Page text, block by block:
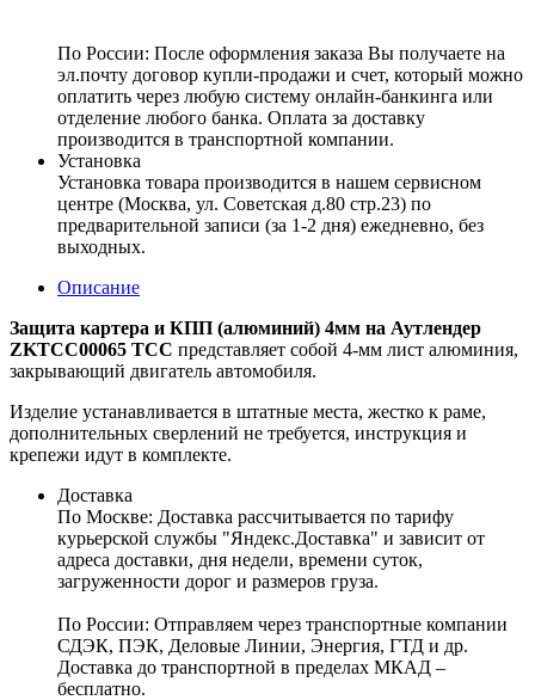
По России: После оформления заказа Вы получаете на
эл.почту договор купли-продажи и счет, который можно
оплатить через любую систему онлайн-банкинга или
отделение любого банка. Оплата за доставку
производится в транспортной компании.
Установка
Установка товара производится в нашем сервисном
центре (Москва, ул. Советская д.80 стр.23) по
предварительной записи (за 1-2 дня) ежедневно, без
выходных.
Описание
Защита картера и КПП (алюминий) 4мм на Аутлендер
ZKTCC00065 ТСС представляет собой 4-мм лист алюминия,
закрывающий двигатель автомобиля.
Изделие устанавливается в штатные места, жестко к раме,
дополнительных сверлений не требуется, инструкция и
крепежи идут в комплекте.
Доставка
По Москве: Доставка рассчитывается по тарифу
курьерской службы "Яндекс.Доставка" и зависит от
адреса доставки, дня недели, времени суток,
загруженности дорог и размеров груза.
По России: Отправляем через транспортные компании
СДЭК, ПЭК, Деловые Линии, Энергия, ГТД и др.
Доставка до транспортной в пределах МКАД –
бесплатно.